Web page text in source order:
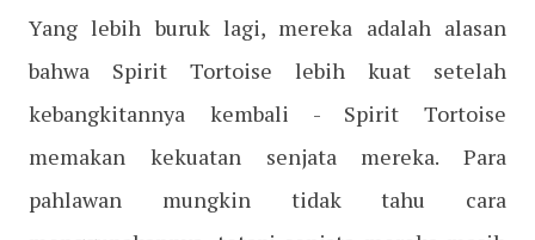
Yang lebih buruk lagi, mereka adalah alasan
bahwa Spirit Tortoise lebih kuat setelah
kebangkitannya kembali - Spirit Tortoise
memakan kekuatan senjata mereka. Para
pahlawan mungkin tidak tahu cara